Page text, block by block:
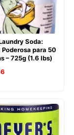
Soda:
Poderosa para 50
– 725g (1.6 lbs)
é:
R$135,66.